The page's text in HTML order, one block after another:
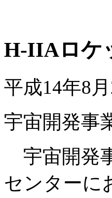
H-IIAロケ
平成14年8月
宇宙開発事
宇宙開発
センターに